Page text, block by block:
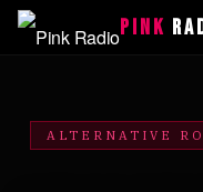
PINK
ALTERNATIVE